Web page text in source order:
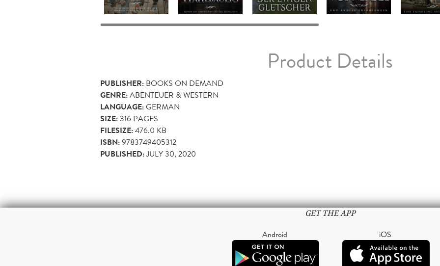
Product Details
PUBLISHER: BOOKS ON DEMAND
GENRE:ABENTEUER & WESTERN
LANGUAGE:GERMAN
SIZE:316 PAGES
FILESIZE:476.0 KB
ISBN:9783749405312
PUBLISHED:JULY 30, 2020
GET THE APP
Android iOS